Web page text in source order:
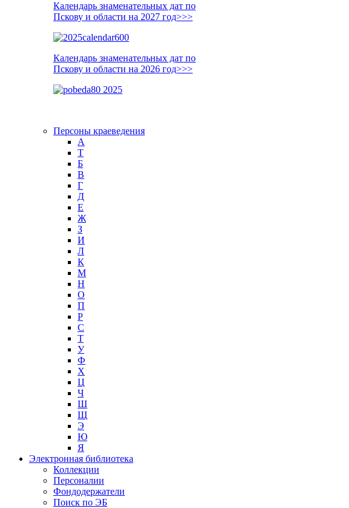
Календарь знаменательных дат по
Пскову и области на 2027 год>>>
Календарь знаменательных дат по
Пскову и области на 2026 год>>>
Персоны краеведения
А
T
Б
В
Г
Д
Е
Ж
З
И
Л
К
М
Н
О
П
Р
С
Т
У
Ф
Х
Ц
Ч
Ш
Щ
Э
Ю
Я
Электронная библиотека
Коллекции
Персоналии
Фондодержатели
Поиск по ЭБ